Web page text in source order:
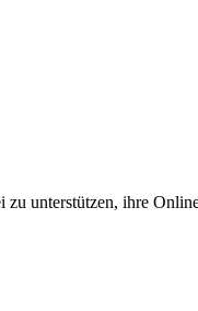
unterstützen, ihre